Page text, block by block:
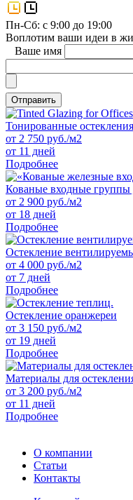
Пн-Сб: с 9:00 до 19:00
Воплотим ваши идеи в
Ваше имя
Отправить
Тонированные
от 2 750 руб./м2
от 11 дней
Подробнее
Кованые входные группы
от 2 900 руб./м2
от 18 дней
Подробнее
Остекление
от 4 000 руб./м2
от 7 дней
Подробнее
Остекление оранжереи
от 3 150 руб./м2
от 19 дней
Подробнее
Материалы для
от 3 200 руб./м2
от 11 дней
Подробнее
О компании
Статьи
Контакты